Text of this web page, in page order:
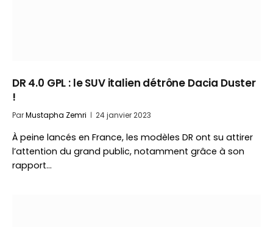
DR 4.0 GPL : le SUV italien détrône Dacia Duster
!
ParMustapha Zemri 24 janvier 2023
À peine lancés en France, les modèles DR ont su attirer
l’attention du grand public, notamment grâce à son
rapport…